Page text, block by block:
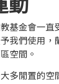
動
基金會一直
我們使用，
空間。
多閒置的空